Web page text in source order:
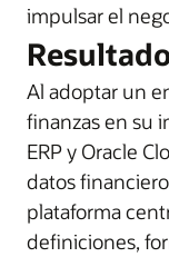
impulsar el
Al adoptar un
finanzas en su
ERP y Oracle
datos
plataforma
definiciones,